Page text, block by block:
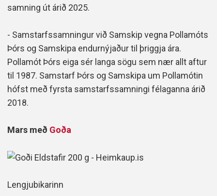
samning út árið 2025.
- Samstarfssamningur við Samskip vegna Pollamóts
Þórs og Samskipa endurnýjaður til þriggja ára.
Pollamót Þórs eiga sér langa sögu sem nær allt aftur
til 1987. Samstarf Þórs og Samskipa um Pollamótin
hófst með fyrsta samstarfssamningi félaganna árið
2018.
Mars með Goða
Lengjubikarinn